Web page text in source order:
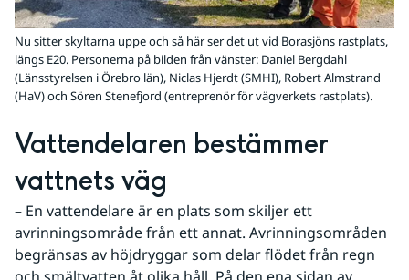
Nu sitter skyltarna uppe och så här ser det ut vid Borasjöns rastplats,
längs E20. Personerna på bilden från vänster: Daniel Bergdahl
(Länsstyrelsen i Örebro län), Niclas Hjerdt (SMHI), Robert Almstrand
(HaV) och Sören Stenefjord (entreprenör för vägverkets rastplats).
Vattendelaren bestämmer
vattnets väg
– En vattendelare är en plats som skiljer ett
avrinningsområde från ett annat. Avrinningsområden
begränsas av höjdryggar som delar flödet från regn
och smältvatten åt olika håll. På den ena sidan av